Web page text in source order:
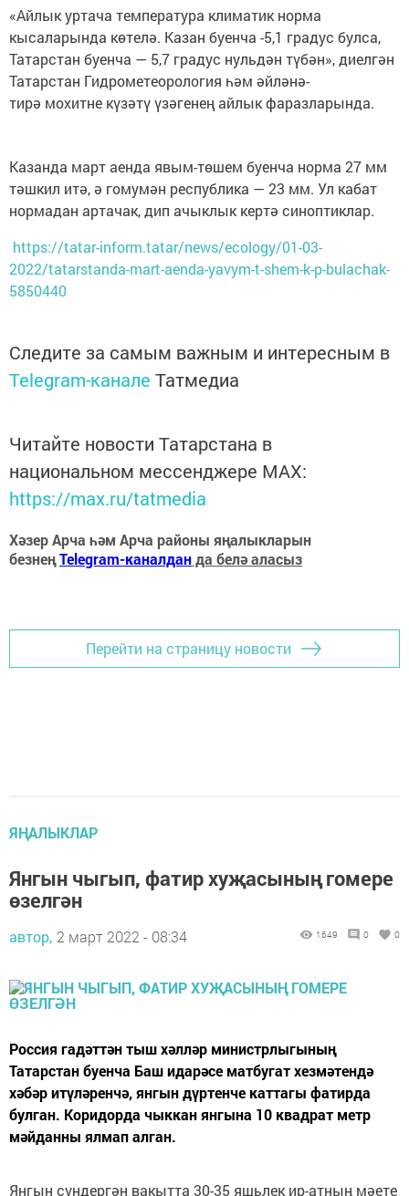
«Айлык уртача температура климатик норма
кысаларында көтелә. Казан буенча -5,1 градус булса,
Татарстан буенча — 5,7 градус нульдән түбән», диелгән
Татарстан Гидрометеорология һәм әйләнә-
тирә мохитне күзәтү үзәгенең айлык фаразларында.
Казанда март аенда явым-төшем буенча норма 27 мм
тәшкил итә, ә гомумән республика — 23 мм. Ул кабат
нормадан артачак, дип ачыклык кертә синоптиклар.
https://tatar-inform.tatar/news/ecology/01-03-
2022/tatarstanda-mart-aenda-yavym-t-shem-k-p-bulachak-
5850440
Следите за самым важным и интересным в
Telegram-канале Татмедиа
Читайте новости Татарстана в
национальном мессенджере MАХ:
https://max.ru/tatmedia
Хәзер Арча һәм Арча районы яңалыкларын
безнеңTelegram-каналданда белә аласыз
Перейти на страницу новости
ЯҢАЛЫКЛАР
Янгын чыгып, фатир хуҗасының гомере
өзелгән
автор, 2 март 2022 - 08:34 1649 0 0
Россия гадәттән тыш хәлләр министрлыгының
Татарстан буенча Баш идарәсе матбугат хезмәтендә
хәбәр итүләренчә, янгын дүртенче каттагы фатирда
булган. Коридорда чыккан янгына 10 квадрат метр
мәйданны ялмап алган.
Янгын сүндергән вакытта 30-35 яшьлек ир-атның мәете